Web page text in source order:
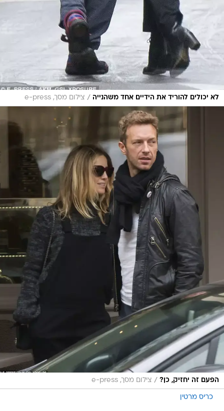
לא יכולים להוריד את הידיים אחד משהנייה / צילום מסך, e-press
הפעם זה יחזיק, כן? / צילום מסך, e-press
כריס מרטין